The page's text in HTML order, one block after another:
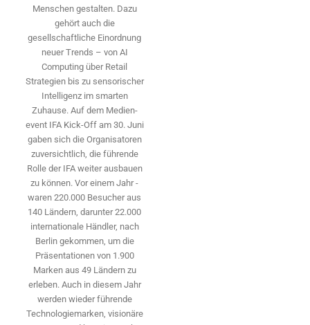
Menschen gestalten. Dazu
gehört auch die
gesellschaftliche Einordnung
neuer Trends – von AI
Computing über Retail
Strategien bis zu sensorischer
Intelligenz im smarten
Zuhause. Auf dem Medien­
event IFA Kick-Off am 30. Juni
gaben sich die Organisatoren
zuversichtlich, die führende
Rolle der IFA weiter ausbauen
zu können. Vor einem Jahr ­
waren 220.000 Besucher aus
140 ­Ländern, ­darunter 22.000
internationale Händler, nach
Berlin gekommen, um die
Präsen­tationen von 1.900
Marken aus 49 Ländern zu
erleben. Auch in diesem Jahr
werden wieder führende
Technologiemarken, visionäre